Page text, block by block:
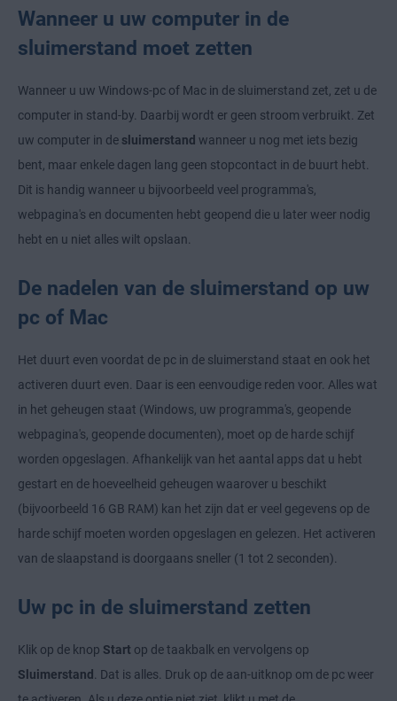
Wanneer u uw computer in de
sluimerstand moet zetten
Wanneer u uw Windows-pc of Mac in de sluimerstand zet, zet u de
computer in stand-by. Daarbij wordt er geen stroom verbruikt. Zet
uw computer in de sluimerstand wanneer u nog met iets bezig
bent, maar enkele dagen lang geen stopcontact in de buurt hebt.
Dit is handig wanneer u bijvoorbeeld veel programma's,
webpagina's en documenten hebt geopend die u later weer nodig
hebt en u niet alles wilt opslaan.
De nadelen van de sluimerstand op uw
pc of Mac
Het duurt even voordat de pc in de sluimerstand staat en ook het
activeren duurt even. Daar is een eenvoudige reden voor. Alles wat
in het geheugen staat (Windows, uw programma's, geopende
webpagina's, geopende documenten), moet op de harde schijf
worden opgeslagen. Afhankelijk van het aantal apps dat u hebt
gestart en de hoeveelheid geheugen waarover u beschikt
(bijvoorbeeld 16 GB RAM) kan het zijn dat er veel gegevens op de
harde schijf moeten worden opgeslagen en gelezen. Het activeren
van de slaapstand is doorgaans sneller (1 tot 2 seconden).
Uw pc in de sluimerstand zetten
Klik op de knop Start op de taakbalk en vervolgens op
Sluimerstand
. Dat is alles. Druk op de aan-uitknop om de pc weer